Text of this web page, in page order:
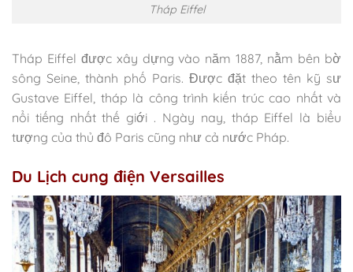
Tháp Eiffel
Tháp Eiffel được xây dựng vào năm 1887, nằm bên bờ
sông Seine, thành phố Paris. Được đặt theo tên kỹ sư
Gustave Eiffel, tháp là công trình kiến trúc cao nhất và
nổi tiếng nhất thế giới . Ngày nay, tháp Eiffel là biểu
tượng của thủ đô Paris cũng như cả nước Pháp.
Du Lịch cung điện Versailles